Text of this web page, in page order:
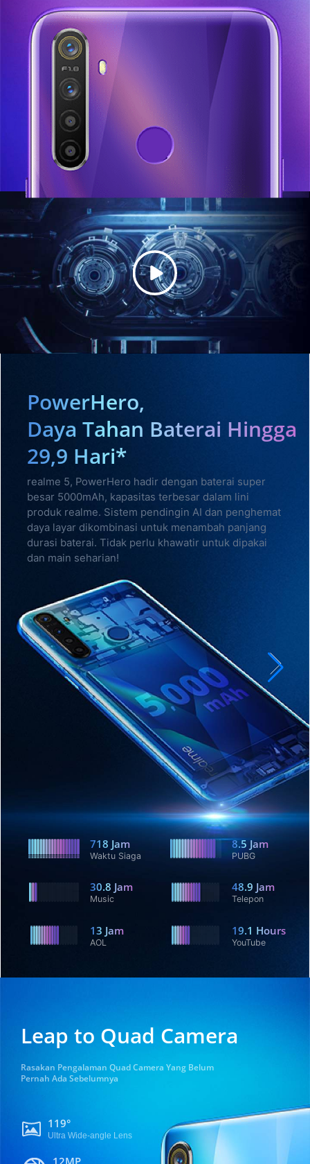
PowerHero,
Daya Tahan Baterai Hingga
29,9 Hari*
realme 5, PowerHero hadir dengan baterai super
besar 5000mAh, kapasitas terbesar dalam lini
produk realme. Sistem pendingin AI dan penghemat
daya layar dikombinasi untuk menambah panjang
durasi baterai. Tidak perlu khawatir untuk dipakai
dan main seharian!
718 Jam
Waktu Siaga
8.5Jam
PUBG
30.8 Jam
Music
48.9 Jam
Telepon
13 Jam
AOL
19.1 Hours
YouTube
Leap to Quad Camera
Rasakan Pengalaman Quad Camera Yang Belum
Pernah Ada Sebelumnya
119°
Ultra Wide-angle Lens
12MP